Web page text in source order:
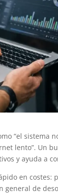
“el sistema
lento”. Un
y ayuda a
en costes:
de